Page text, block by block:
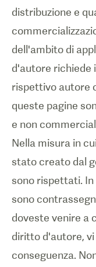
distribuzione e
dell'ambito di
d'autore richiede
rispettivo autore
queste pagine
e non
Nella misura in
stato creato dal
sono rispettati.
sono
doveste venire a
diritto d'autore,
conseguenza.